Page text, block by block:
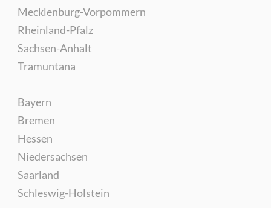
Mecklenburg-Vorpommern
Rheinland-Pfalz
Sachsen-Anhalt
Tramuntana
Bayern
Bremen
Hessen
Niedersachsen
Saarland
Schleswig-Holstein